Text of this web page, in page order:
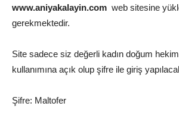
www.aniyakalayin.com web sitesine
gerekmektedir.
Site sadece siz değerli kadın doğum
kullanımına açık olup şifre ile giriş
Şifre: Maltofer